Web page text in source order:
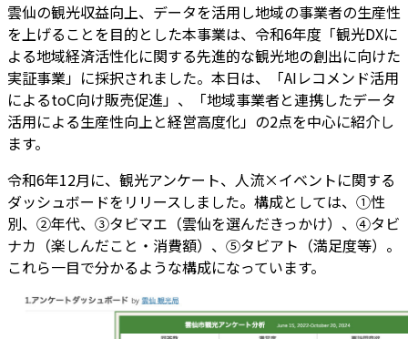
雲仙の観光収益向上、データを活用し地域の事業者の生産性
を上げることを目的とした本事業は、令和6年度「観光DXに
よる地域経済活性化に関する先進的な観光地の創出に向けた
実証事業」に採択されました。本日は、「AIレコメンド活用
によるtoC向け販売促進」、「地域事業者と連携したデータ
活用による生産性向上と経営高度化」の2点を中心に紹介し
ます。
令和6年12月に、観光アンケート、人流×イベントに関する
ダッシュボードをリリースしました。構成としては、①性
別、②年代、③タビマエ（雲仙を選んだきっかけ）、④タビ
ナカ（楽しんだこと・消費額）、⑤タビアト（満足度等）。
これら一目で分かるような構成になっています。